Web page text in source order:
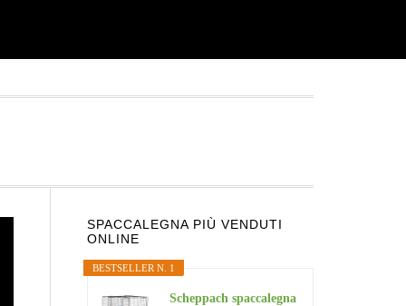
Primary
Sidebar
SPACCALEGNA PIÙ VENDUTI
ONLINE
BESTSELLER N. 1
Scheppach spaccalegna